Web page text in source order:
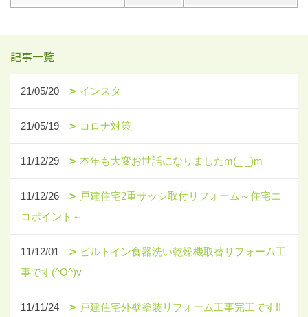
記事一覧
21/05/20 インスタ
21/05/19 コロナ対策
11/12/29 本年も大変お世話になりましたm(_ _)m
11/12/26
戸建住宅2重サッシ取付リフォーム～住宅エ
コポイント～
11/12/01
ビルトイン食器洗い乾燥機取替リフォーム工
事です(^O^)v
11/11/24 戸建住宅外壁塗装リフォーム工事完工です!!